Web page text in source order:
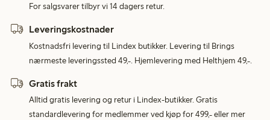
For salgsvarer tilbyr vi 14 dagers retur.
Leveringskostnader
Kostnadsfri levering til Lindex butikker. Levering til Brings
nærmeste leveringssted 49,-. Hjemlevering med Helthjem 49,-.
Gratis frakt
Alltid gratis levering og retur i Lindex-butikker. Gratis
standardlevering for medlemmer ved kjøp for 499,- eller mer